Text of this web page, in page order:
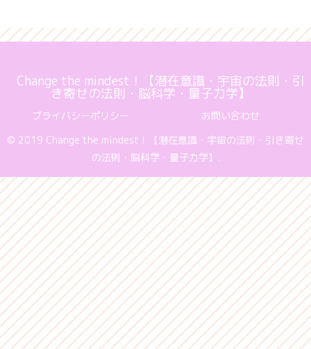
Change the mindest！【潜在意識・宇宙の法則・引
き寄せの法則・脳科学・量子力学】
プライバシーポリシー
お問い合わせ
© 2019 Change the mindest！【潜在意識・宇宙の法則・引き寄せ
の法則・脳科学・量子力学】.